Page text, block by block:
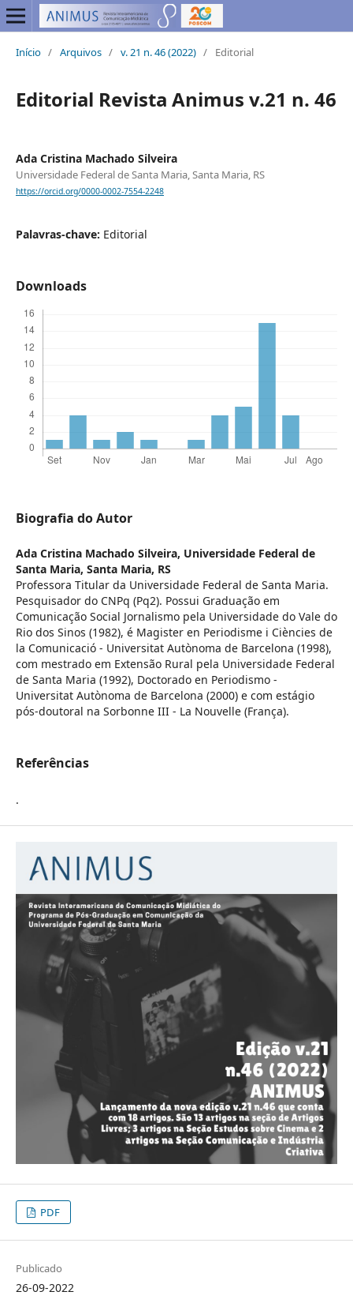
Início / Arquivos / v. 21 n. 46 (2022) / Editorial
Editorial Revista Animus v.21 n. 46
Ada Cristina Machado Silveira
Universidade Federal de Santa Maria, Santa Maria, RS
https://orcid.org/0000-0002-7554-2248
Palavras-chave: Editorial
Downloads
Biografia do Autor
Ada Cristina Machado Silveira, Universidade Federal de
Santa Maria, Santa Maria, RS
Professora Titular da Universidade Federal de Santa Maria.
Pesquisador do CNPq (Pq2). Possui Graduação em
Comunicação Social Jornalismo pela Universidade do Vale do
Rio dos Sinos (1982), é Magister en Periodisme i Ciències de
la Comunicació - Universitat Autònoma de Barcelona (1998),
com mestrado em Extensão Rural pela Universidade Federal
de Santa Maria (1992), Doctorado en Periodismo -
Universitat Autònoma de Barcelona (2000) e com estágio
pós-doutoral na Sorbonne III - La Nouvelle (França).
Referências
.
PDF
Publicado
26-09-2022